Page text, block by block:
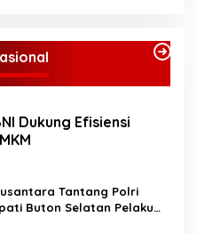
Dukung Efisiensi
Tantang Polri
Buton Selatan Pelaku
HMI